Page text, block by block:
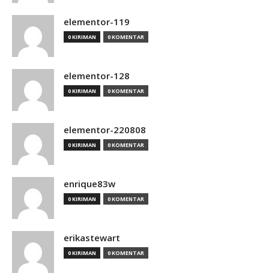
elementor-119
0 KIRIMAN 0 KOMENTAR
elementor-128
0 KIRIMAN 0 KOMENTAR
elementor-220808
0 KIRIMAN 0 KOMENTAR
enrique83w
0 KIRIMAN 0 KOMENTAR
erikastewart
0 KIRIMAN 0 KOMENTAR